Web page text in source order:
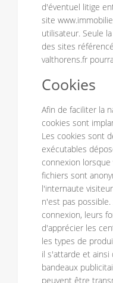
d'éventuel litige
site
utilisateur. Seule
des sites
valthorens.fr
Cookies
Afin de faciliter la
cookies sont
Les cookies sont
exécutables
connexion lorsque
fichiers sont
l'internaute
n'est pas
connexion, leurs
d'apprécier les
les types de
il s'attarde et
bandeaux
peuvent être